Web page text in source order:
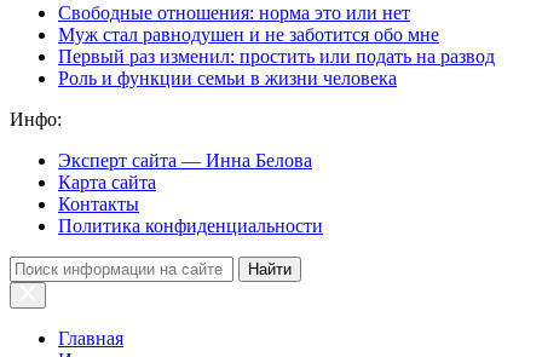
Свободные отношения: норма это или нет
Муж стал равнодушен и не заботится обо мне
Первый раз изменил: простить или подать на развод
Роль и функции семьи в жизни человека
Инфо:
Эксперт сайта — Инна Белова
Карта сайта
Контакты
Политика конфиденциальности
Найти
Главная